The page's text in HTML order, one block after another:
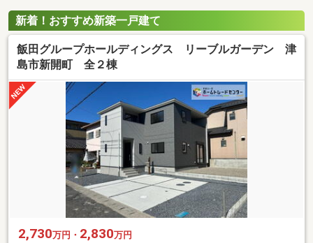
新着！おすすめ新築一戸建て
飯田グループホールディングス リーブルガーデン 津
島市新開町 全２棟
2,730万円・ 2,830万円